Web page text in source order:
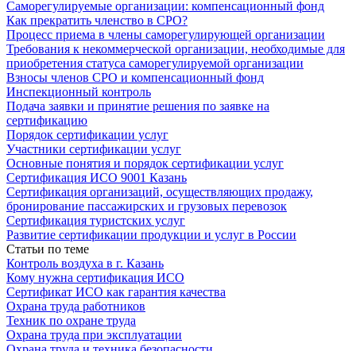
Саморегулируемые организации: компенсационный фонд
Как прекратить членство в СРО?
Процесс приема в члены саморегулирующей организации
Требования к некоммерческой организации, необходимые для
приобретения статуса саморегулируемой организации
Взносы членов СРО и компенсационный фонд
Инспекционный контроль
Подача заявки и принятие решения по заявке на
сертификацию
Порядок сертификации услуг
Участники сертификации услуг
Основные понятия и порядок сертификации услуг
Сертификация ИСО 9001 Казань
Сертификация организаций, осуществляющих продажу,
бронирование пассажирских и грузовых перевозок
Сертификация туристских услуг
Развитие сертификации продукции и услуг в России
Статьи по теме
Контроль воздуха в г. Казань
Кому нужна сертификация ИСО
Сертификат ИСО как гарантия качества
Охрана труда работников
Техник по охране труда
Охрана труда при эксплуатации